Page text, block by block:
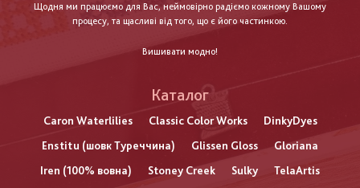
Щодня ми працюємо для Вас, неймовірно радіємо кожному Вашому
процесу, та щасливі від того, що є його частинкою.
Вишивати модно!
Каталог
Caron Waterlilies Classic Color Works
DinkyDyes
Enstitu (шовк Туреччина)
Glissen Gloss
Gloriana
Iren (100% вовна)
Stoney Creek Sulky
TelaArtis